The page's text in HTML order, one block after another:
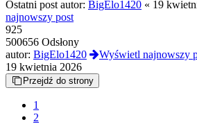
Ostatni post autor: BigElo1420 « 19
najnowszy post
925
500656 Odsłony
autor: BigElo1420
Wyświetl najnowszy
19 kwietnia 2026
Przejdź do strony
1
2